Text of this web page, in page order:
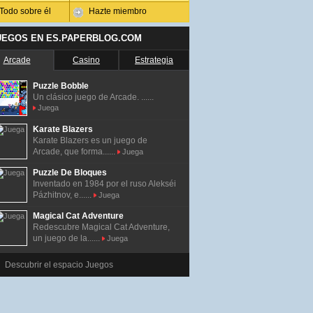
Todo sobre él Hazte miembro
EN ES.PAPERBLOG.COM
Arcade Casino Estrategia
Puzzle Bobble
Un clásico juego de Arcade. ......
Juega
Karate Blazers
Karate Blazers es un juego de
Arcade, que forma......
Juega
Puzzle De Bloques
Inventado en 1984 por el ruso Alekséi
Pázhitnov, e......
Juega
Magical Cat Adventure
Redescubre Magical Cat Adventure,
un juego de la......
Juega
Descubrir el espacio Juegos